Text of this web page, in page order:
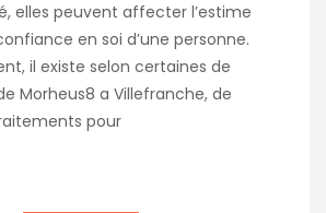
elles peuvent affecter l’estime
en soi d’une personne.
il existe selon certaines de
Morheus8 a Villefranche, de
pour